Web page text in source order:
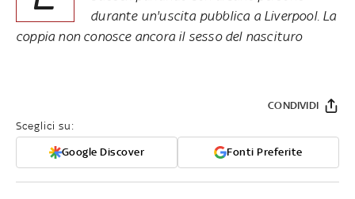
durante un'uscita pubblica a Liverpool. La
coppia non conosce ancora il sesso del nascituro
Sceglici su:
Google Discover Fonti Preferite
CONDIVIDI